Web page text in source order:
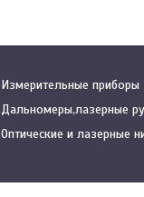
Измерительные приборы
Дальномеры,лазерные
Оптические и лазерные